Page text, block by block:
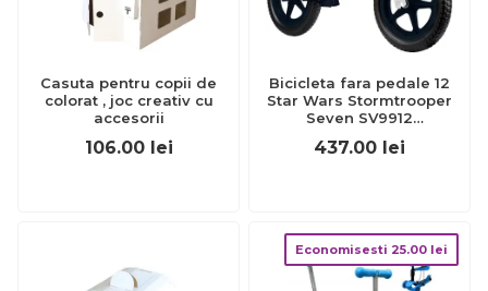
Casuta pentru copii de
colorat , joc creativ cu
accesorii
106.00 lei
Bicicleta fara pedale 12
Star Wars Stormtrooper
Seven SV9912
437.00 lei
Economisesti 25.00 lei